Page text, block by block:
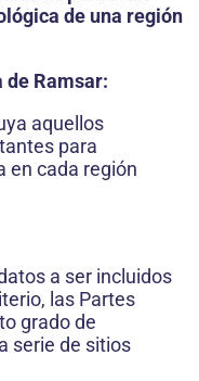
de una región
de Ramsar:
aquellos
para
en cada región
a ser incluidos
las Partes
grado de
serie de sitios